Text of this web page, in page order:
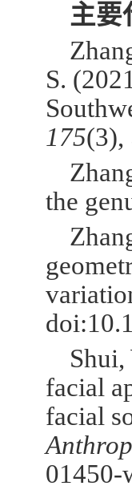
主要
S.
175(3),
the
facial
facial
01450-